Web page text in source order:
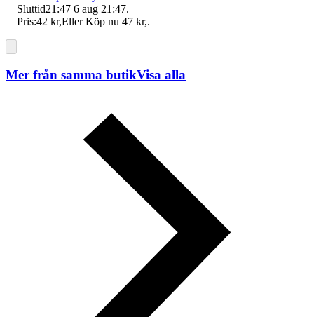
Sluttid21:47 6 aug 21:47.
Pris:42 kr,Eller Köp nu 47 kr,.
Mer från samma butikVisa alla